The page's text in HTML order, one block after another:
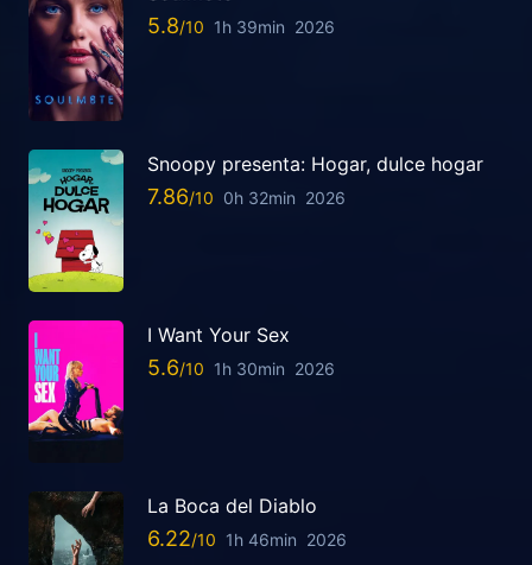
5.8 1h 39min 2026
Snoopy presenta: Hogar, dulce hogar
7.86 0h 32min 2026
I Want Your Sex
5.6 1h 30min 2026
La Boca del Diablo
6.22 1h 46min 2026